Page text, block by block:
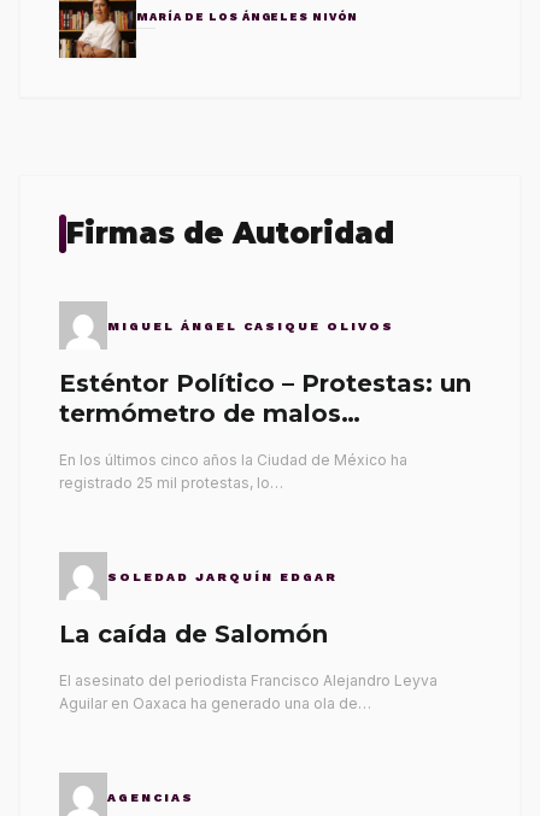
MARÍA DE LOS ÁNGELES NIVÓN
Firmas de Autoridad
MIGUEL ÁNGEL CASIQUE OLIVOS
Esténtor Político – Protestas: un
termómetro de malos
En los últimos cinco años la Ciudad de México ha
registrado 25 mil protestas, lo…
SOLEDAD JARQUÍN EDGAR
La caída de Salomón
El asesinato del periodista Francisco Alejandro Leyva
Aguilar en Oaxaca ha generado una ola de…
AGENCIAS